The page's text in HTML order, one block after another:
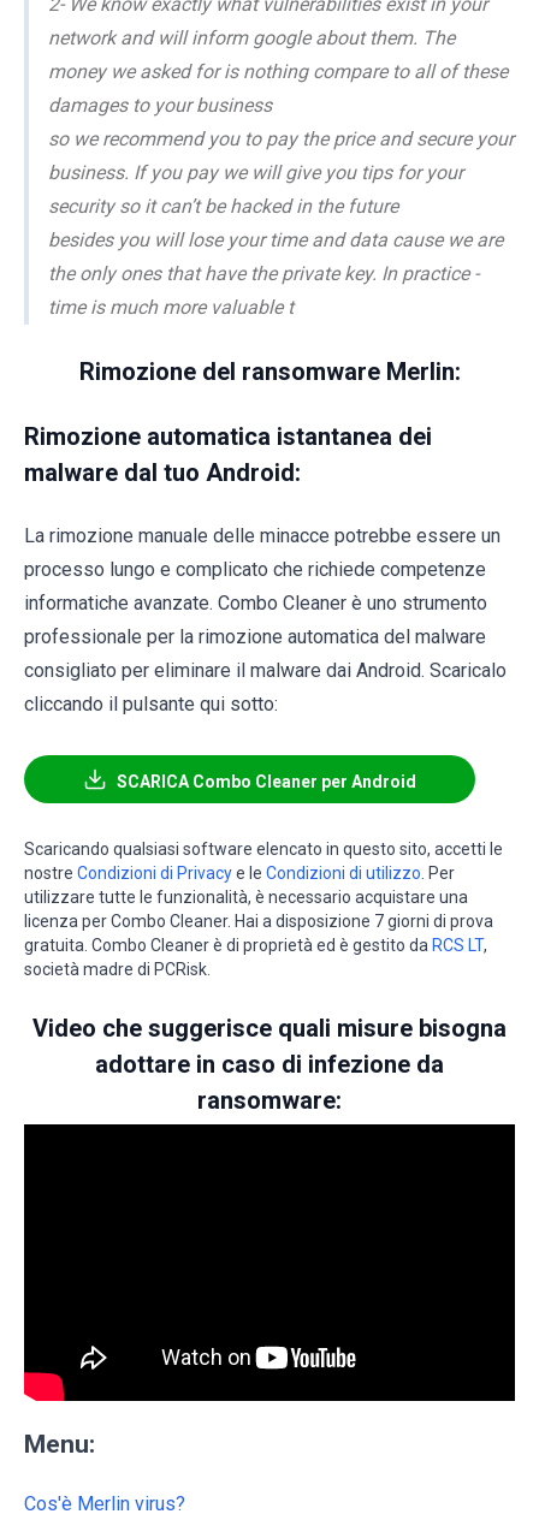
network and will inform google about them. The
money we asked for is nothing compare to all of these
damages to your business
so we recommend you to pay the price and secure your
business. If you pay we will give you tips for your
security so it can’t be hacked in the future
besides you will lose your time and data cause we are
the only ones that have the private key. In practice -
time is much more valuable t
Rimozione del ransomware Merlin:
Rimozione automatica istantanea dei
malware dal tuo Android:
La rimozione manuale delle minacce potrebbe essere un
processo lungo e complicato che richiede competenze
informatiche avanzate. Combo Cleaner è uno strumento
professionale per la rimozione automatica del malware
consigliato per eliminare il malware dai Android. Scaricalo
cliccando il pulsante qui sotto:
SCARICA Combo Cleaner per Android
Scaricando qualsiasi software elencato in questo sito, accetti le
nostre Condizioni di Privacye le Condizioni di utilizzo . Per
utilizzare tutte le funzionalità, è necessario acquistare una
licenza per Combo Cleaner. Hai a disposizione 7 giorni di prova
gratuita. Combo Cleaner è di proprietà ed è gestito da RCS LT,
società madre di PCRisk.
Video che suggerisce quali misure bisogna
adottare in caso di infezione da
ransomware:
Menu:
Cos'è Merlin virus?